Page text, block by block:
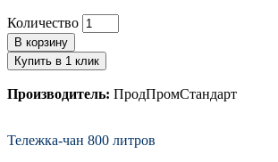
Количество
В корзину
Купить в 1 клик
Производитель: ПродПромСтандарт
Тележка-чан 800 литров